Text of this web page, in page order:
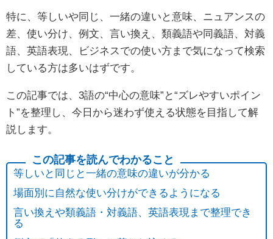
特に、等しいや同じ、一緒の違いと意味、ニュアンスの
差、使い分け、例文、言い換え、類義語や同義語、対義
語、英語表現、ビジネスでの使い方まで気になって検索
している方は多いはずです。
この記事では、3語の“中心の意味”と“ズレやすいポイン
ト”を整理し、今日から迷わず使える状態を目指して解
説します。
等しいと同じと一緒の意味の違いが分かる
場面別に自然な使い分けができるようになる
言い換えや類義語・対義語、英語表現まで整理でき
る